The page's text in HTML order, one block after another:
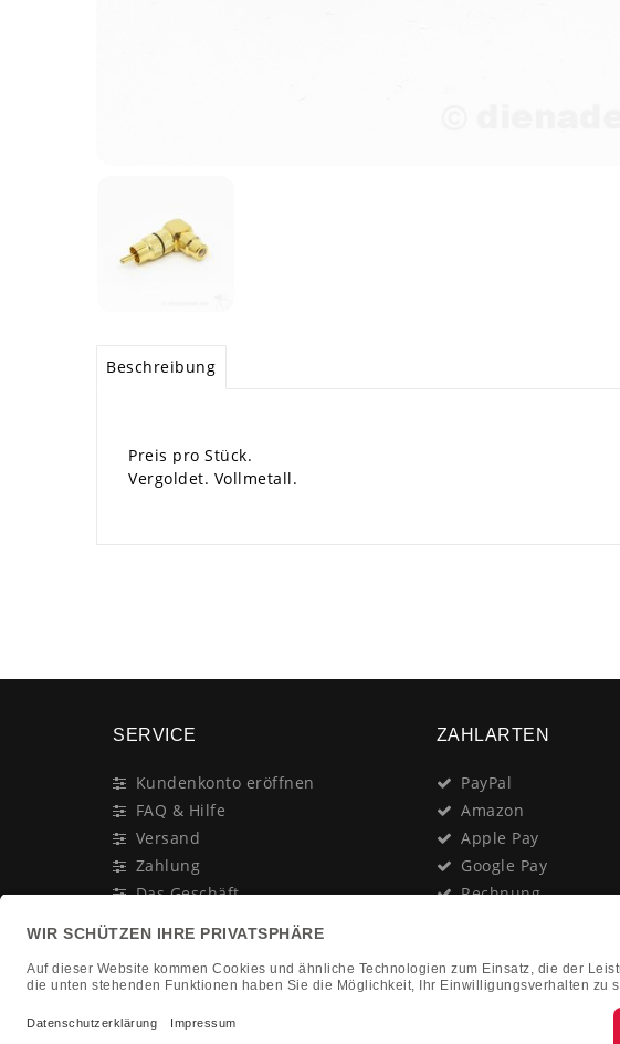
Beschreibung
Preis pro Stück.
Vergoldet. Vollmetall.
SERVICE
Kundenkonto eröffnen
FAQ & Hilfe
Versand
Zahlung
Das Geschäft
Anschrift & Öffnungszeiten
Newsletter
In Gedenken an:
ZAHLARTEN
PayPal
Amazon
Apple Pay
Google Pay
Rechnung
Ratenkauf